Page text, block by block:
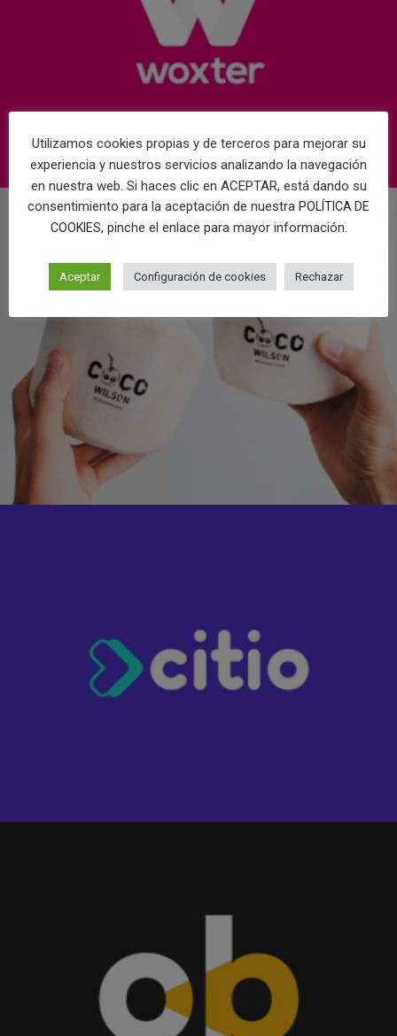
Utilizamos cookies propias y de terceros para mejorar su
experiencia y nuestros servicios analizando la navegación
en nuestra web. Si haces clic en ACEPTAR, está dando su
consentimiento para la aceptación de nuestra POLÍTICA DE
COOKIES, pinche el enlace para mayor información.
Aceptar Configuración de cookies Rechazar